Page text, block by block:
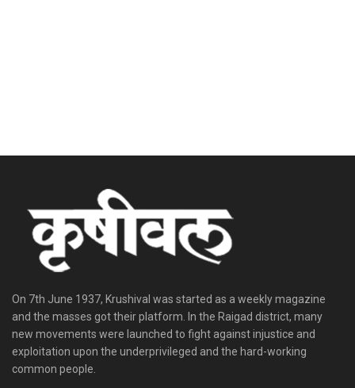
On 7th June 1937, Krushival was started as a weekly magazine
and the masses got their platform. In the Raigad district, many
new movements were launched to fight against injustice and
exploitation upon the underprivileged and the hard-working
common people.